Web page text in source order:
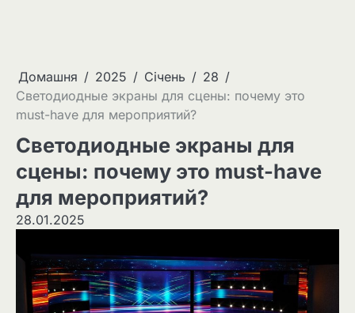
Домашня 2025 Січень
28
Светодиодные экраны для сцены: почему это
must-have для мероприятий?
Светодиодные экраны для
сцены: почему это must-have
для мероприятий?
28.01.2025